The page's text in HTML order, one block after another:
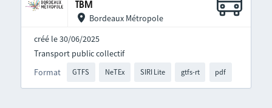
TBM
Bordeaux Métropole
créé le 30/06/2025
Format GTFS NeTEx SIRI Lite gtfs-rt pdf
Transport public collectif